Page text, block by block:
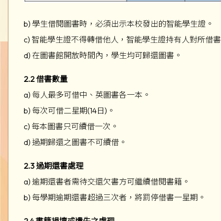
b) 學生借閱圖書時，必須出示本校發出的智能學生證。
c) 智能學生證不得轉借他人，智能學生證持有人對所借
d) 在圖書館開放時間內，學生均可歸還圖書。
2.2 借書數量
a) 每人最多可借中、英圖書各一本。
b) 每次可借二星期(14日)。
c) 每本圖書只可續借一次。
d) 過期歸還之圖書不可續借。
2.3 過期還書處理
a) 逾期還書者需待交還欠書方可繼續借閱書籍。
b) 每學期逾期還書超過三次者，將罰停借書一星期。